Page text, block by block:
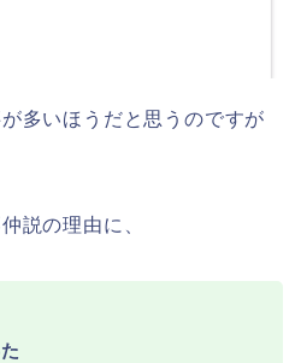
多いほうだと思うのですが
説の理由に、